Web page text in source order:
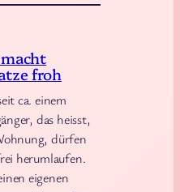
froh
ca. einem
das heisst,
dürfen
herumlaufen.
eigenen